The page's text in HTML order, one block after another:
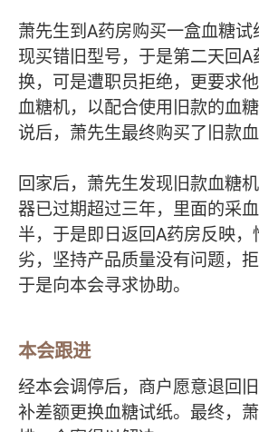
萧先生到A药房购买一盒血糖
现买错旧型号，于是第二天回A
换，可是遭职员拒绝，更要求
血糖机，以配合使用旧款的血
说后，萧先生最终购买了旧款血
回家后，萧先生发现旧款血糖
器已过期超过三年，里面的采
半，于是即日返回A药房反映，
劣，坚持产品质量没有问题，
于是向本会寻求协助。
本会跟进
经本会调停后，商户愿意退回
补差额更换血糖试纸。最终，